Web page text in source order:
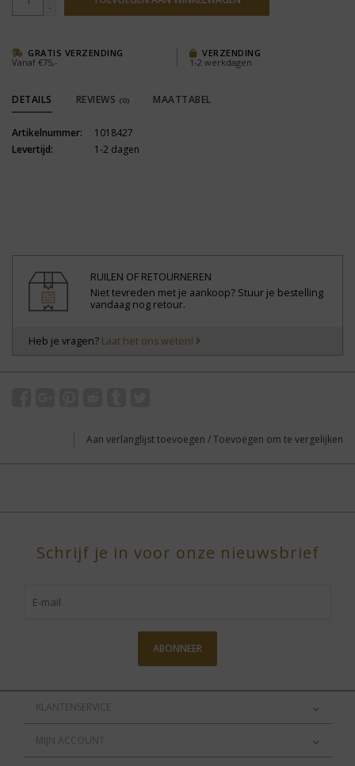
-
GRATIS VERZENDING
Vanaf €75,-
VERZENDING
1-2 werkdagen
DETAILS REVIEWS (0) MAATTABEL
Artikelnummer:
1018427
Levertijd:
1-2 dagen
RUILEN OF RETOURNEREN
Niet tevreden met je aankoop? Stuur je bestelling
vandaag nog retour.
Heb je vragen? Laat het ons weten!
Aan verlanglijst toevoegen /Toevoegen om te vergelijken
Schrijf je in voor onze nieuwsbrief
ABONNEER
KLANTENSERVICE
MIJN ACCOUNT